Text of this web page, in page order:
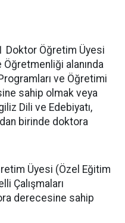
Doktor Öğretim Üyesi
alanında
ve Öğretimi
sahip olmak veya
Dili ve Edebiyatı,
birinde doktora
Üyesi (Özel Eğitim
Çalışmaları
derecesine sahip